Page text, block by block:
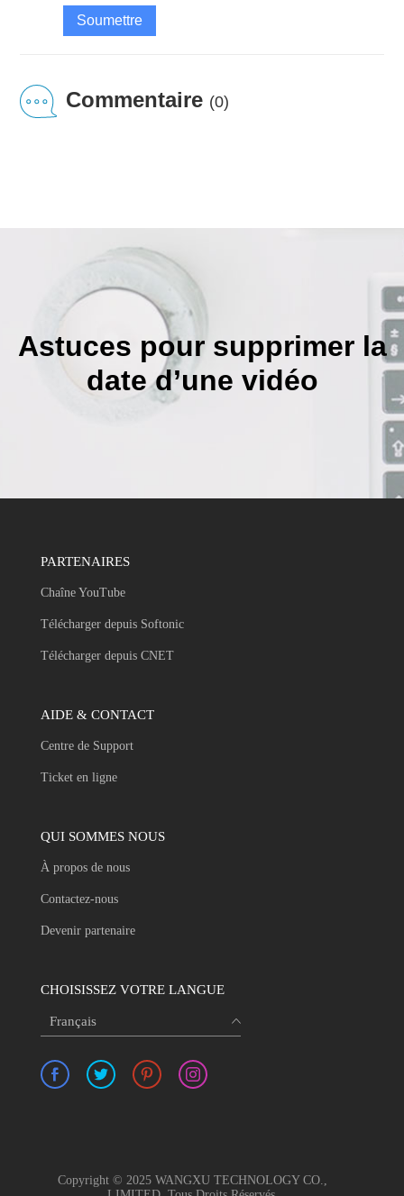
Soumettre
Commentaire (0)
Astuces pour supprimer la
date d’une vidéo
PARTENAIRES
Chaîne YouTube
Télécharger depuis Softonic
Télécharger depuis CNET
AIDE & CONTACT
Centre de Support
Ticket en ligne
QUI SOMMES NOUS
À propos de nous
Contactez-nous
Devenir partenaire
CHOISISSEZ VOTRE LANGUE
Français
Copyright © 2025 WANGXU TECHNOLOGY CO.,